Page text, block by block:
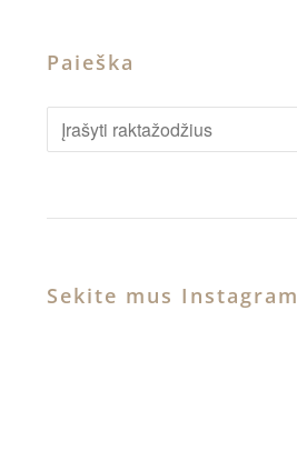
Paieška
Sekite mus Instagram